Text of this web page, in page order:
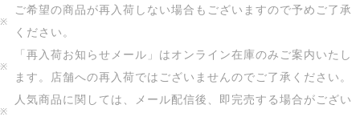
ご希望の商品が再入荷しない場合もございますので予めご了承
ください。
「再入荷お知らせメール」はオンライン在庫のみご案内いたし
ます。店舗への再入荷ではございませんのでご了承ください。
人気商品に関しては、メール配信後、即完売する場合がござい